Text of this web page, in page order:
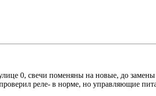
0, свечи поменяны на новые, до
реле- в норме, но управляющие